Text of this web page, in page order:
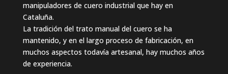
manipuladores de cuero industrial que hay en
Cataluña.
La tradición del trato manual del cuero se ha
mantenido, y en el largo proceso de fabricación, en
muchos aspectos todavía artesanal, hay muchos años
de experiencia.